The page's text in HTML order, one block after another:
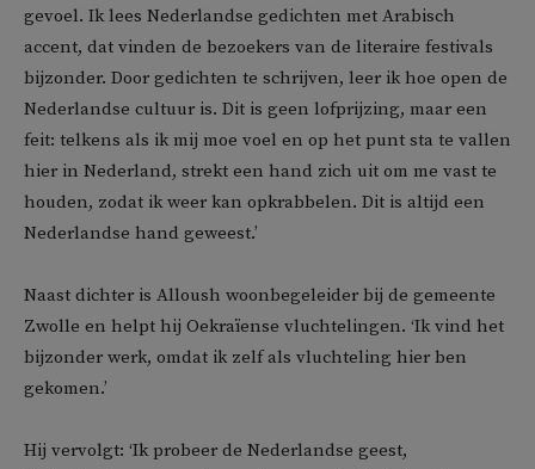
gevoel. Ik lees Nederlandse gedichten met Arabisch
accent, dat vinden de bezoekers van de literaire festivals
bijzonder. Door gedichten te schrijven, leer ik hoe open de
Nederlandse cultuur is. Dit is geen lofprijzing, maar een
feit: telkens als ik mij moe voel en op het punt sta te vallen
hier in Nederland, strekt een hand zich uit om me vast te
houden, zodat ik weer kan opkrabbelen. Dit is altijd een
Nederlandse hand geweest.’
Naast dichter is Alloush woonbegeleider bij de gemeente
Zwolle en helpt hij Oekraïense vluchtelingen. ‘Ik vind het
bijzonder werk, omdat ik zelf als vluchteling hier ben
gekomen.’
Hij vervolgt: ‘Ik probeer de Nederlandse geest,